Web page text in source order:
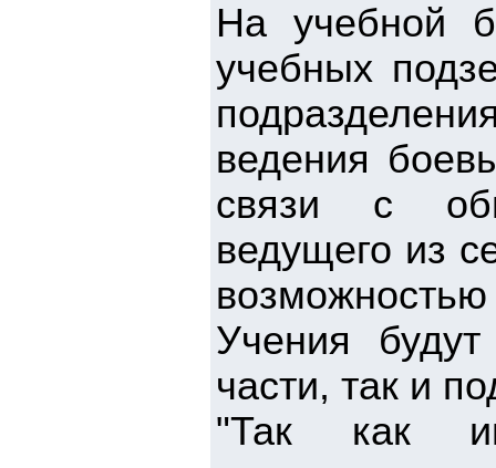
На учебной
учебных
ведения
связи с
ведущего из
Учения
части, так и
"Так как